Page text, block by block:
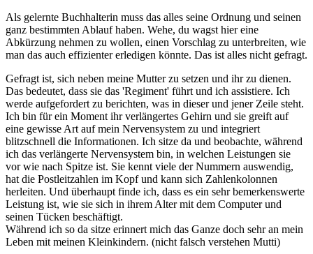
Als gelernte Buchhalterin muss das alles seine Ordnung und seinen
ganz bestimmten Ablauf haben. Wehe, du wagst hier eine
Abkürzung nehmen zu wollen, einen Vorschlag zu unterbreiten, wie
man das auch effizienter erledigen könnte. Das ist alles nicht gefragt.
Gefragt ist, sich neben meine Mutter zu setzen und ihr zu dienen.
Das bedeutet, dass sie das 'Regiment' führt und ich assistiere. Ich
werde aufgefordert zu berichten, was in dieser und jener Zeile steht.
Ich bin für ein Moment ihr verlängertes Gehirn und sie greift auf
eine gewisse Art auf mein Nervensystem zu und integriert
blitzschnell die Informationen. Ich sitze da und beobachte, während
ich das verlängerte Nervensystem bin, in welchen Leistungen sie
vor wie nach Spitze ist. Sie kennt viele der Nummern auswendig,
hat die Postleitzahlen im Kopf und kann sich Zahlenkolonnen
herleiten. Und überhaupt finde ich, dass es ein sehr bemerkenswerte
Leistung ist, wie sie sich in ihrem Alter mit dem Computer und
seinen Tücken beschäftigt.
Während ich so da sitze erinnert mich das Ganze doch sehr an mein
Leben mit meinen Kleinkindern. (nicht falsch verstehen Mutti)